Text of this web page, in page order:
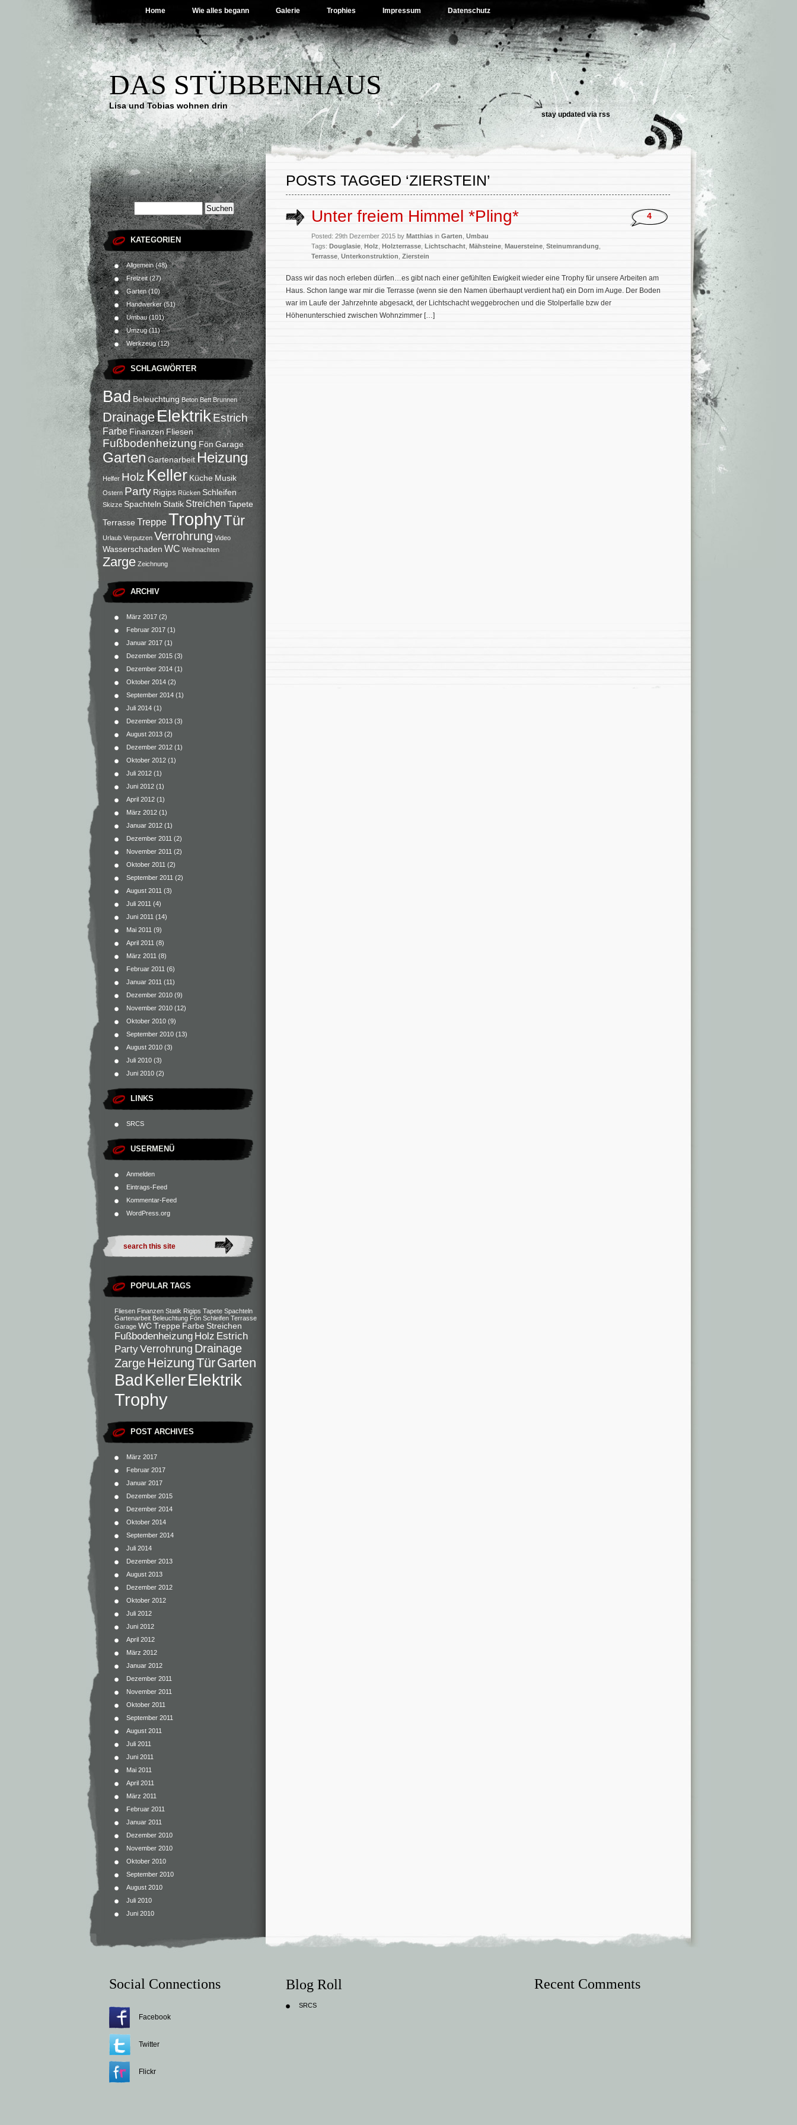
Home Wie alles begann Galerie Trophies Impressum Datenschutz
DAS STÜBBENHAUS
Lisa und Tobias wohnen drin
stay updated viarss
KATEGORIEN
Allgemein(48)
Freizeit (27)
Garten(10)
Handwerker(51)
Umbau(101)
Umzug(11)
Werkzeug(12)
SCHLAGWÖRTER
BadBeleuchtung Beton Bett Brunnen
DrainageElektrikEstrich
Farbe FinanzenFliesen
Fußbodenheizung Fön Garage
Garten Gartenarbeit Heizung
Helfer Holz Keller Küche Musik
Ostern Party Rigips Rücken Schleifen
Skizze Spachteln StatikStreichen Tapete
Terrasse TreppeTrophyTür
Urlaub Verputzen Verrohrung Video
Wasserschaden WC Weihnachten
Zarge Zeichnung
ARCHIV
März 2017 (2)
Februar 2017 (1)
Januar 2017 (1)
Dezember 2015 (3)
Dezember 2014 (1)
Oktober 2014 (2)
September 2014 (1)
Juli 2014 (1)
Dezember 2013 (3)
August 2013 (2)
Dezember 2012 (1)
Oktober 2012 (1)
Juli 2012 (1)
Juni 2012 (1)
April 2012 (1)
März 2012 (1)
Januar 2012 (1)
Dezember 2011 (2)
November 2011 (2)
Oktober 2011 (2)
September 2011 (2)
August 2011 (3)
Juli 2011 (4)
Juni 2011 (14)
Mai 2011 (9)
April 2011 (8)
März 2011 (8)
Februar 2011 (6)
Januar 2011 (11)
Dezember 2010 (9)
November 2010 (12)
Oktober 2010 (9)
September 2010 (13)
August 2010 (3)
Juli 2010 (3)
Juni 2010 (2)
LINKS
SRCS
USERMENÜ
Anmelden
Eintrags-Feed
Kommentar-Feed
WordPress.org
POPULAR TAGS
Fliesen Finanzen Statik Rigips Tapete Spachteln
Gartenarbeit Beleuchtung Fön Schleifen Terrasse
Garage WC Treppe Farbe Streichen
Fußbodenheizung Holz Estrich
PartyVerrohrung Drainage
ZargeHeizungTürGarten
Bad KellerElektrik
Trophy
POST ARCHIVES
März 2017
Februar 2017
Januar 2017
Dezember 2015
Dezember 2014
Oktober 2014
September 2014
Juli 2014
Dezember 2013
August 2013
Dezember 2012
Oktober 2012
Juli 2012
Juni 2012
April 2012
März 2012
Januar 2012
Dezember 2011
November 2011
Oktober 2011
September 2011
August 2011
Juli 2011
Juni 2011
Mai 2011
April 2011
März 2011
Februar 2011
Januar 2011
Dezember 2010
November 2010
Oktober 2010
September 2010
August 2010
Juli 2010
Juni 2010
POSTS TAGGED ‘ZIERSTEIN’
Unter freiem Himmel *Pling*
Posted: 29th Dezember 2015 by Matthias in Garten Umbau
Tags: Douglasie Holz Holzterrasse Lichtschacht Mähsteine Mauersteine Steinumrandung
Terrasse Unterkonstruktion Zierstein
4
Dass wir das noch erleben dürfen…es gibt nach einer gefühlten Ewigkeit wieder eine Trophy für unsere Arbeiten am
Haus. Schon lange war mir die Terrasse (wenn sie den Namen überhaupt verdient hat) ein Dorn im Auge. Der Boden
war im Laufe der Jahrzehnte abgesackt, der Lichtschacht weggebrochen und die Stolperfalle bzw der
Höhenunterschied zwischen Wohnzimmer […]
Social Connections
Facebook
Twitter
Flickr
Blog Roll
SRCS
Recent Comments